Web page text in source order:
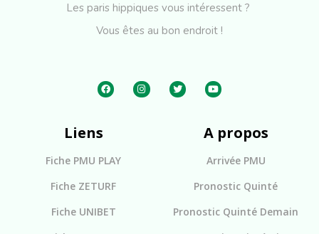
Les paris hippiques vous intéressent ?
Vous êtes au bon endroit !
Liens
Fiche PMU PLAY
Fiche ZETURF
Fiche UNIBET
A propos
Arrivée PMU
Pronostic Quinté
Pronostic Quinté Demain